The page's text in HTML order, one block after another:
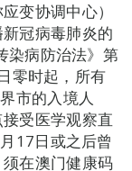
变协调中心）
冠病毒肺炎的
染病防治法》第
零时起，所有
市的入境人
受医学观察直
17日或之后曾
在澳门健康码